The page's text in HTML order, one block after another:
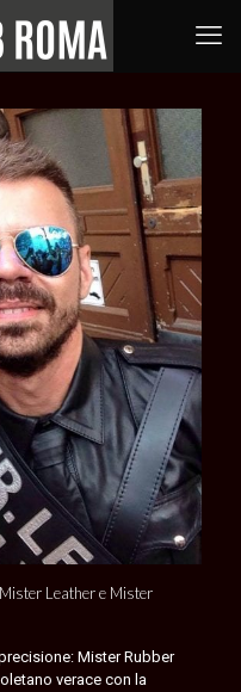
Mister Leather e Mister
Mister Rubber
verace con la